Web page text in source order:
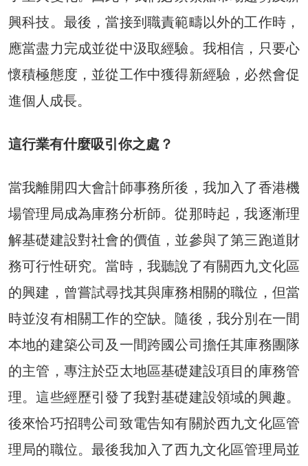
興科技。最後，當接到職責範疇以外的工作時，
應當盡力完成並從中汲取經驗。我相信，只要心
懷積極態度，並從工作中獲得新經驗，必然會促
進個人成長。
這行業有什麼吸引你之處？
當我離開四大會計師事務所後，我加入了香港機
場管理局成為庫務分析師。從那時起，我逐漸理
解基礎建設對社會的價值，並參與了第三跑道財
務可行性研究。當時，我聽說了有關西九文化區
的興建，曾嘗試尋找其與庫務相關的職位，但當
時並沒有相關工作的空缺。隨後，我分別在一間
本地的建築公司及一間跨國公司擔任其庫務團隊
的主管，專注於亞太地區基礎建設項目的庫務管
理。這些經歷引發了我對基礎建設領域的興趣。
後來恰巧招聘公司致電告知有關於西九文化區管
理局的職位。最後我加入了西九文化區管理局並